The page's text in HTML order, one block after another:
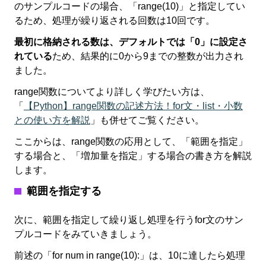
のサンプルコードの場合、「range(10)」と指定してい
るため、処理が繰り返される回数は10回です。
最初に格納される数は、デフォルトでは「0」に設定さ
れているため、結果的に0から9までの整数が出力され
ました。
range関数についてより詳しく学びたい方は、
「 【Python】range関数の記述方法！for文・list・小数
との使い方を解説 」も併せてご覧ください。
ここからは、range関数の応用として、「範囲を指定」
する場合と、「増加量を指定」する場合の書き方を解説
します。
範囲を指定する
次に、範囲を指定して繰り返し処理を行うfor文のサン
プルコードをみていきましょう。
前述の「for num in range(10):」は、10に達したら処理